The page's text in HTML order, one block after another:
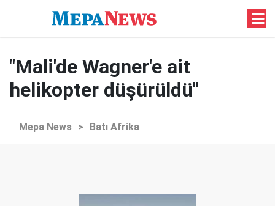
"Mali'de Wagner'e ait
helikopter düşürüldü"
Mepa News > Batı Afrika